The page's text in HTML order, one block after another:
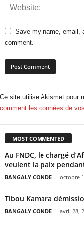
Save my name, email,
comment.
Ce site utilise Akismet pour
comment les données de
MOST COMMENTED
Au FNDC, le chargé
veulent la paix
BANGALY CONDE - octobre
Tibou Kamara
BANGALY CONDE - avril 28,